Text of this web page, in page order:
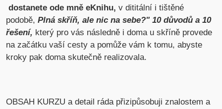
dostanete ode mně eKnihu, v dititální i tištěné
podobě,Plná skříň, ale nic na sebe?" 10 důvodů a 10
řešení, který pro vás následně i doma u skříně provede
na začátku vaší cesty a pomůže vám k tomu, abyste
kroky pak doma skutečně realizovala.
OBSAH KURZU a detail ráda přizipůsobuji znalostem a